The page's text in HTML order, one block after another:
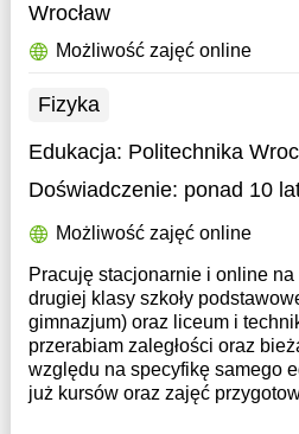
Wrocław
Możliwość zajęć online
Fizyka
Edukacja: Politechnika
Doświadczenie: ponad 10
Możliwość zajęć online
Pracuję stacjonarnie i online
drugiej klasy szkoły
gimnazjum) oraz liceum i
przerabiam zaległości oraz
względu na specyfikę samego
już kursów oraz zajęć